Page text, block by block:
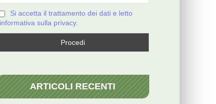
Si accetta il trattamento dei dati e letto
sulla privacy.
ARTICOLI RECENTI